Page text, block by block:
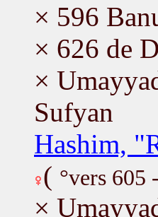
× 596
× 626 de
×
Sufyan
Hashim,
( °vers 605
×